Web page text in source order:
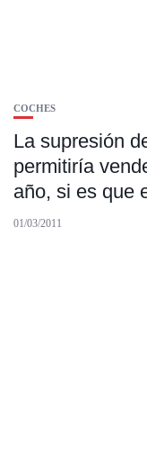
COCHES
La supresión
permitiría
año, si es que
01/03/2011